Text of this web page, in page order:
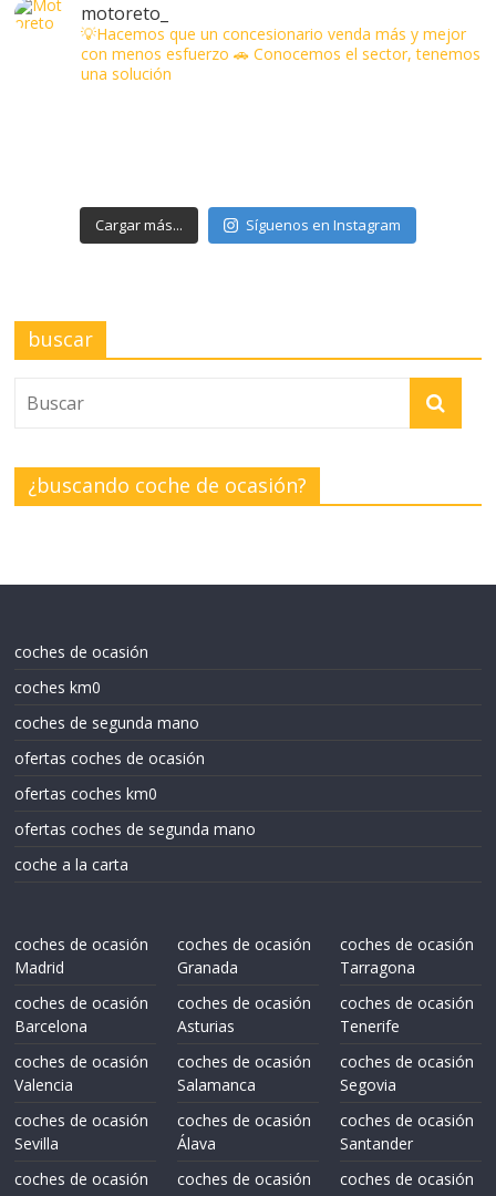
motoreto_
💡Hacemos que un concesionario venda más y mejor
con menos esfuerzo 🚗 Conocemos el sector, tenemos
una solución
Cargar más... Síguenos en Instagram
buscar
¿buscando coche de ocasión?
coches de ocasión
coches km0
coches de segunda mano
ofertas coches de ocasión
ofertas coches km0
ofertas coches de segunda mano
coche a la carta
coches de ocasión
Madrid
coches de ocasión
Barcelona
coches de ocasión
Valencia
coches de ocasión
Sevilla
coches de ocasión
coches de ocasión
Granada
coches de ocasión
Asturias
coches de ocasión
Salamanca
coches de ocasión
Álava
coches de ocasión
coches de ocasión
Tarragona
coches de ocasión
Tenerife
coches de ocasión
Segovia
coches de ocasión
Santander
coches de ocasión